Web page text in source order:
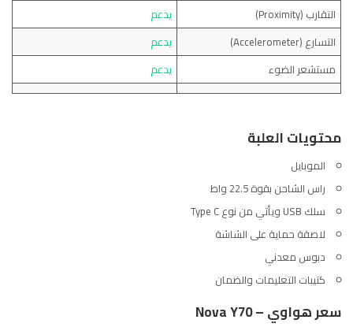
التقارب (Proximity)
يدعم
التسارع (Accelerometer)
يدعم
مستشعر الضوء
يدعم
محتويات العلبة
الموبايل
راس الشاحن بقوة 22.5 واط
سلك USB ويأتي من نوع Type C
لاصقة حماية على الشاشة
دبوس معدني
كتيبات التعليمات والضمان
سعر هواوي – Nova Y70